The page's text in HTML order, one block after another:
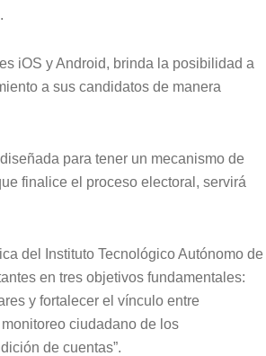
iOS y Android, brinda la posibilidad a
a sus candidatos de manera
para tener un mecanismo de
finalice el proceso electoral, servirá
del Instituto Tecnológico Autónomo de
en tres objetivos fundamentales:
y fortalecer el vínculo entre
ciudadano de los
de cuentas”.